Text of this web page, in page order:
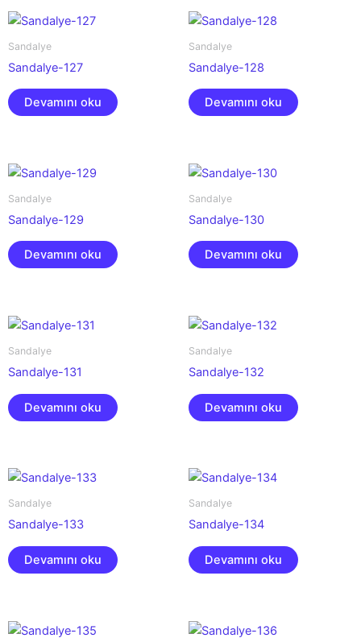
Sandalye
Sandalye-127
Devamını oku
Sandalye
Sandalye-128
Devamını oku
Sandalye
Sandalye-129
Devamını oku
Sandalye
Sandalye-130
Devamını oku
Sandalye
Sandalye-131
Devamını oku
Sandalye
Sandalye-132
Devamını oku
Sandalye
Sandalye-133
Devamını oku
Sandalye
Sandalye-134
Devamını oku